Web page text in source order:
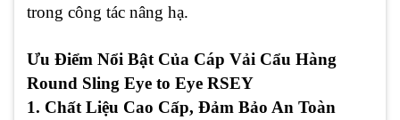
trong công tác nâng hạ.
Ưu Điểm Nổi Bật Của Cáp Vải Cẩu Hàng
Round Sling Eye to Eye RSEY
1. Chất Liệu Cao Cấp, Đảm Bảo An Toàn